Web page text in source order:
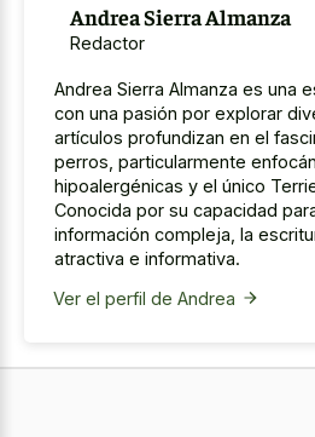
Andrea Sierra Almanza
Redactor
Andrea Sierra Almanza es una
con una pasión por explorar
artículos profundizan en el
perros, particularmente
hipoalergénicas y el único
Conocida por su capacidad
información compleja, la
atractiva e informativa.
Ver el perfil de Andrea